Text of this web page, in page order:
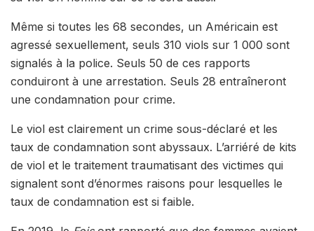
Même si toutes les 68 secondes, un Américain est
agressé sexuellement, seuls 310 viols sur 1 000 sont
signalés à la police. Seuls 50 de ces rapports
conduiront à une arrestation. Seuls 28 entraîneront
une condamnation pour crime.
Le viol est clairement un crime sous-déclaré et les
taux de condamnation sont abyssaux. L’arriéré de kits
de viol et le traitement traumatisant des victimes qui
signalent sont d’énormes raisons pour lesquelles le
taux de condamnation est si faible.